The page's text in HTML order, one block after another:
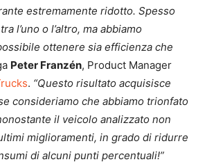
estremamente ridotto. Spesso
l’uno o l’altro, ma abbiamo
ottenere sia efficienza che
Peter Franzén, Product Manager
. “Questo risultato acquisisce
consideriamo che abbiamo trionfato
il veicolo analizzato non
miglioramenti, in grado di ridurre
di alcuni punti percentuali!”